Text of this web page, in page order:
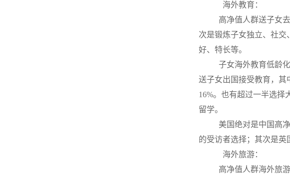
海外教育：
高净值人群送子女
次是锻炼子女独立、社
好、特长等。
子女海外教育低龄
送子女出国接受教育，其
16%。也有超过一半选择
留学。
美国绝对是中国高
的受访者选择；其次是英
海外旅游：
高净值人群海外旅